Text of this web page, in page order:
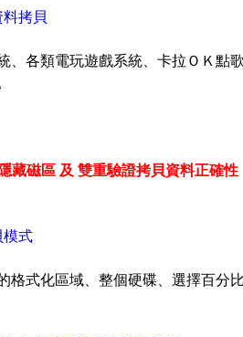
拷貝
、各類電玩遊戲系統、卡拉ＯＫ點
藏磁區 及 雙重驗證拷貝資料正確性
模式
格式化區域、整個硬碟、選擇百分比